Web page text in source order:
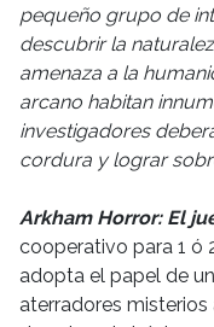
pequeño grupo de
descubrir la
amenaza a la
arcano habitan
investigadores
cordura y lograr
Arkham Horror: El
cooperativo para 1 ó
adopta el papel de
aterradores